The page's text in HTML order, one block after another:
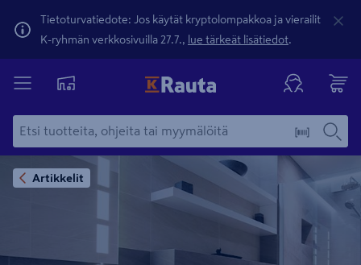
Tietoturvatiedote: Jos käytät kryptolompakkoa ja vierailit
K-ryhmän verkkosivuilla 27.7., lue tärkeät lisätiedot.
Artikkelit